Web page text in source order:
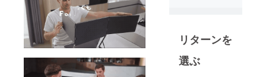
人気製品を
多数製造し
た実績のあ
リターンを
選ぶ